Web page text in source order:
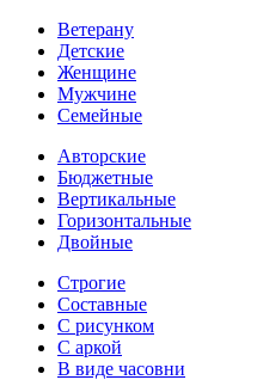
Ветерану
Детские
Женщине
Мужчине
Семейные
Авторские
Бюджетные
Вертикальные
Горизонтальные
Двойные
Строгие
Составные
С рисунком
С аркой
В виде часовни